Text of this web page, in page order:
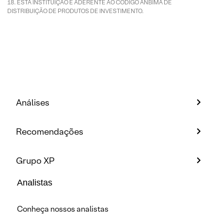
ESTA INSTITUIÇÃO É ADERENTE AO CÓDIGO ANBIMA DE
DISTRIBUIÇÃO DE PRODUTOS DE INVESTIMENTO.
Análises
Recomendações
Grupo XP
Analistas
Conheça nossos analistas